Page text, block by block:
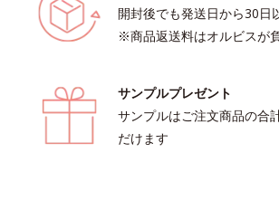
開封後でも発送日から30日
※商品返送料はオルビスが
サンプルプレゼント
サンプルはご注文商品の合
だけます